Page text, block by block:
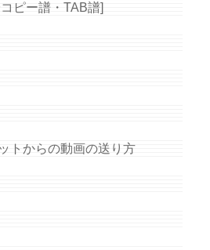
ピー譜・TAB譜]
トからの動画の送り方